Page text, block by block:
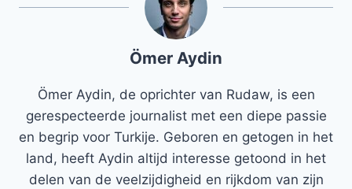
Ömer Aydin
Ömer Aydin, de oprichter van Rudaw, is een
gerespecteerde journalist met een diepe passie
en begrip voor Turkije. Geboren en getogen in het
land, heeft Aydin altijd interesse getoond in het
delen van de veelzijdigheid en rijkdom van zijn